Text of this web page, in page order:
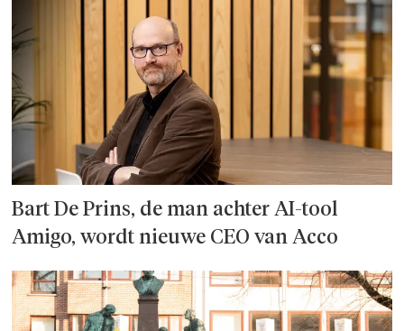
Bart De Prins, de man achter AI-tool
Amigo, wordt nieuwe CEO van Acco